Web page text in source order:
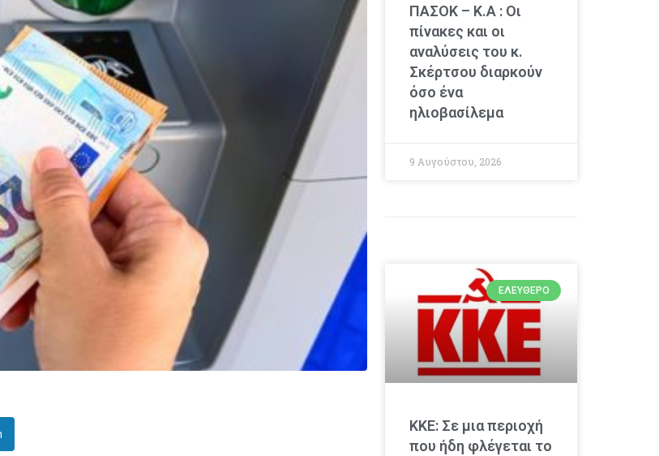
ΠΑΣΟΚ – Κ.Α : Οι
πίνακες και οι
αναλύσεις του κ.
Σκέρτσου διαρκούν
όσο ένα
ηλιοβασίλεμα
9 Αυγούστου, 2026
ΕΛΕΎΘΕΡΟ
ΚΚΕ: Σε μια περιοχή
που ήδη φλέγεται το